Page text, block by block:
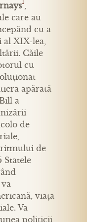
1,
care au
cu a
al XIX-lea,
Căile
cu
apărată
a
de
ritmului de
Statele
viața
Va
politicii